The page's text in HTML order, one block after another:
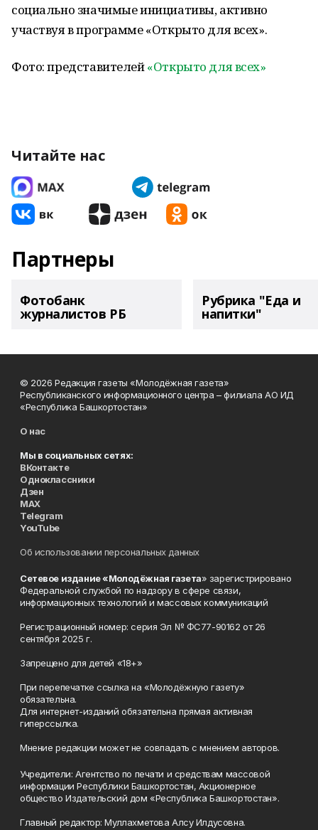
социально значимые инициативы, активно
участвуя в программе «Открыто для всех».
Фото: представителей«Открыто для всех»
Читайте нас
Партнеры
Фотобанк
журналистов РБ
Рубрика "Еда и
напитки"
© 2026 Редакция газеты «Молодёжная газета»
Республиканского информационного центра – филиала АО ИД
«Республика Башкортостан»
О нас
Мы в социальных сетях:
ВКонтакте
Одноклассники
Дзен
MAX
Telegram
YouTube
Об использовании персональных данных
Сетевое издание «Молодёжная газета» зарегистрировано
Федеральной службой по надзору в сфере связи,
информационных технологий и массовых коммуникаций
Регистрационный номер: серия Эл № ФС77-90162 от 26
сентября 2025 г.
Запрещено для детей «18+»
При перепечатке ссылка на «Молодёжную газету»
обязательна.
Для интернет-изданий обязательна прямая активная
гиперссылка.
Мнение редакции может не совпадать с мнением авторов.
Учредители: Агентство по печати и средствам массовой
информации Республики Башкортостан, Акционерное
общество Издательский дом «Республика Башкортостан».
Главный редактор: Муллахметова Алсу Илдусовна.